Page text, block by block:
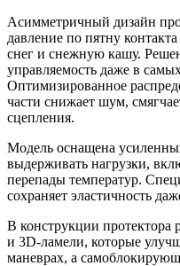
Асимметричный дизайн
давление по пятну
снег и снежную кашу.
управляемость даже в
Оптимизированное
части снижает шум,
сцепления.
Модель оснащена
выдерживать нагрузки,
перепады температур.
сохраняет эластичность
В конструкции протектора
и 3D-ламели, которые
маневрах, а